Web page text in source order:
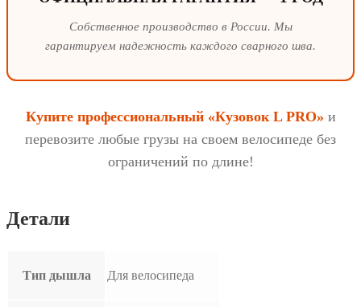
Собственное производство в России. Мы
гарантируем надежность каждого сварного шва.
Купите профессиональный «Кузовок L PRO» и
перевозите любые грузы на своем велосипеде без
ограничений по длине!
Детали
Тип дышла Для велосипеда